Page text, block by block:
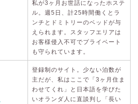
私が3ヶ月お世話になったホステ
ル。週5日、計25時間働くとラ
ンチとドミトリーのベッドが与
えられます。スタッフエリアは
お客様侵入不可でプライベート
も守られています。
登録制のサイト。少ない泊数が
主だが、私はここで「3ヶ月住ま
わせてくれ」と日本語を学びた
いオランダ人に直談判し「長い